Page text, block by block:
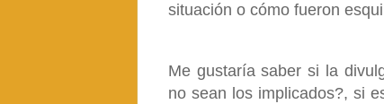
situación o cómo fueron
Me gustaría saber si la
no sean los implicados?, si